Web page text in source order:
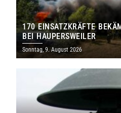
170 EINSATZKRÄFTE
EI HAUPERSWEILER
Sonntag, 9. August 2026